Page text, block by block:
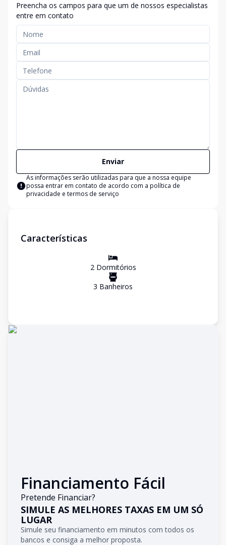
Preencha os campos para que um de nossos especialistas
entre em contato
Enviar
As informações serão utilizadas para que a nossa equipe
possa entrar em contato de acordo com a política de
privacidade e termos de serviço
Características
2Dormitórios
3 Banheiros
Financiamento Fácil
Pretende Financiar?
SIMULE AS MELHORES TAXAS EM UM SÓ
LUGAR
Simule seu financiamento em minutos com todos os
bancos e consiga a melhor proposta.